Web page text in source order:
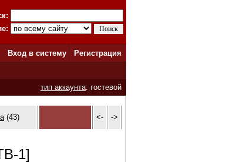
Вход в систему
Регистрация
тип аккаунта: гостевой
(43) <- ->
1]